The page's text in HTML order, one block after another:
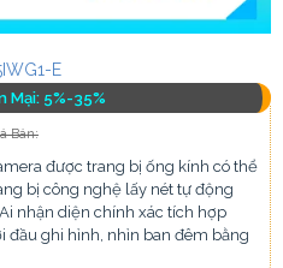
E
Mại: 5%-35%
Bán:
được trang bị ống kính có thể
bị công nghệ lấy nét tự động
nhận diện chính xác tích hợp
đầu ghi hình, nhìn ban đêm bằng